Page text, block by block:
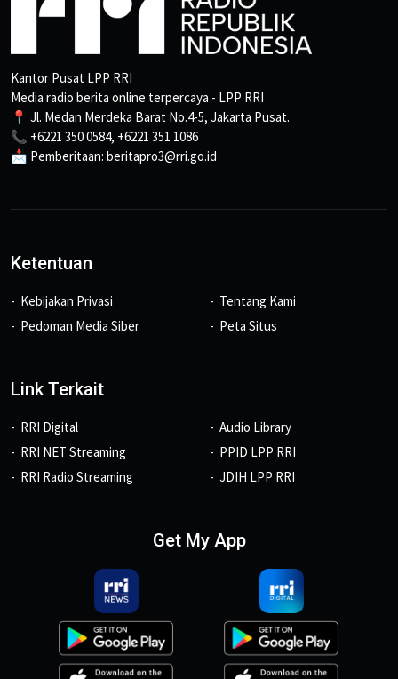
Kantor Pusat LPP RRI
Media radio berita online terpercaya - LPP RRI
📍 Jl. Medan Merdeka Barat No.4-5, Jakarta Pusat.
📞 +6221 350 0584, +6221 351 1086
📩 Pemberitaan: beritapro3@rri.go.id
Ketentuan
Kebijakan Privasi
Pedoman Media Siber
Tentang Kami
Peta Situs
Link Terkait
RRI Digital
RRI NET Streaming
RRI Radio Streaming
Audio Library
PPID LPP RRI
JDIH LPP RRI
Get My App